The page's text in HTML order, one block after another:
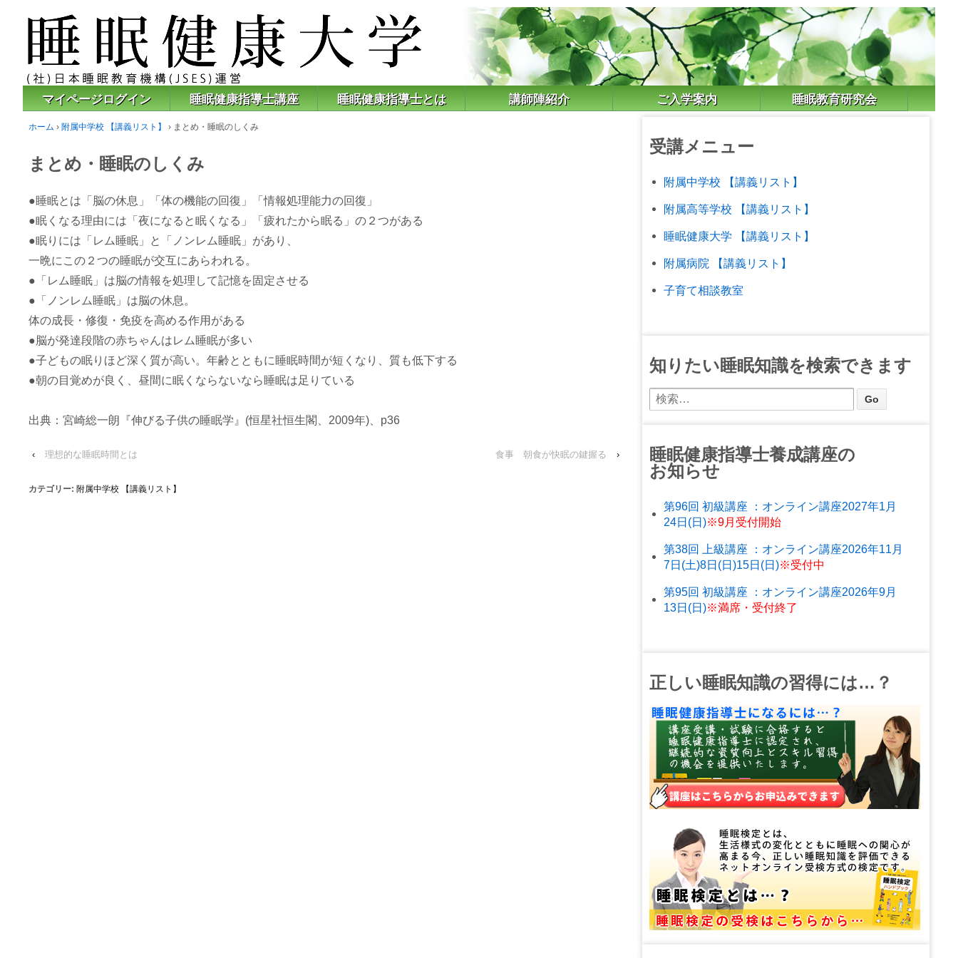
マイページログイン 睡眠健康指導士講座 睡眠健康指導士とは 講師陣紹介 ご入学案内 睡眠教育研究会
ホーム › 附属中学校 【講義リスト】 › まとめ・睡眠のしくみ
まとめ・睡眠のしくみ
●睡眠とは「脳の休息」「体の機能の回復」「情報処理能力の回復」
●眠くなる理由には「夜になると眠くなる」「疲れたから眠る」の２つがある
●眠りには「レム睡眠」と「ノンレム睡眠」があり、
一晩にこの２つの睡眠が交互にあらわれる。
●「レム睡眠」は脳の情報を処理して記憶を固定させる
●「ノンレム睡眠」は脳の休息。
体の成長・修復・免疫を高める作用がある
●脳が発達段階の赤ちゃんはレム睡眠が多い
●子どもの眠りほど深く質が高い。年齢とともに睡眠時間が短くなり、質も低下する
●朝の目覚めが良く、昼間に眠くならないなら睡眠は足りている
出典：宮崎総一朗『伸びる子供の睡眠学』(恒星社恒生閣、2009年)、p36
‹ 理想的な睡眠時間とは 食事 朝食が快眠の鍵握る ›
カテゴリー: 附属中学校 【講義リスト】
受講メニュー
附属中学校 【講義リスト】
附属高等学校 【講義リスト】
睡眠健康大学 【講義リスト】
附属病院 【講義リスト】
子育て相談教室
知りたい睡眠知識を検索できます
睡眠健康指導士養成講座の
お知らせ
第96回 初級講座 ：オンライン講座2027年1月
24日(日)※9月受付開始
第38回 上級講座 ：オンライン講座2026年11月
7日(土)8日(日)15日(日)※受付中
第95回 初級講座 ：オンライン講座2026年9月
13日(日)※満席・受付終了
正しい睡眠知識の習得には…？